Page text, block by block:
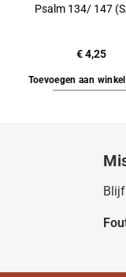
Psalm 134/ 147
€4,25
Toevoegen aan